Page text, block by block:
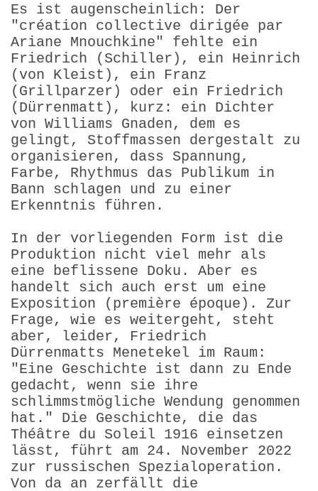
Es ist augenscheinlich: Der
"création collective dirigée par
Ariane Mnouchkine" fehlte ein
Friedrich (Schiller), ein Heinrich
(von Kleist), ein Franz
(Grillparzer) oder ein Friedrich
(Dürrenmatt), kurz: ein Dichter
von Williams Gnaden, dem es
gelingt, Stoffmassen dergestalt zu
organisieren, dass Spannung,
Farbe, Rhythmus das Publikum in
Bann schlagen und zu einer
Erkenntnis führen.
In der vorliegenden Form ist die
Produktion nicht viel mehr als
eine beflissene Doku. Aber es
handelt sich auch erst um eine
Exposition (première époque). Zur
Frage, wie es weitergeht, steht
aber, leider, Friedrich
Dürrenmatts Menetekel im Raum:
"Eine Geschichte ist dann zu Ende
gedacht, wenn sie ihre
schlimmstmögliche Wendung genommen
hat." Die Geschichte, die das
Théâtre du Soleil 1916 einsetzen
lässt, führt am 24. November 2022
zur russischen Spezialoperation.
Von da an zerfällt die